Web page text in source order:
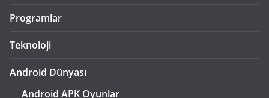
Programlar
Teknoloji
Android Dünyası
Android APK Oyunlar